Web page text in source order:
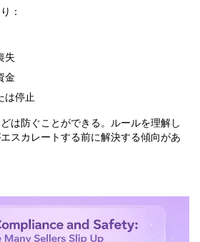
：
失
金
は停止
は防ぐことができる。ルールを理解し
スカレートする前に解決する傾向があ